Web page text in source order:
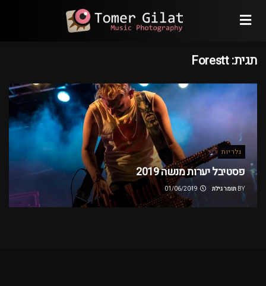
תגית:Forestt
גלריות
פסטיבל יערות מנשה 2019
BY תומר גילת